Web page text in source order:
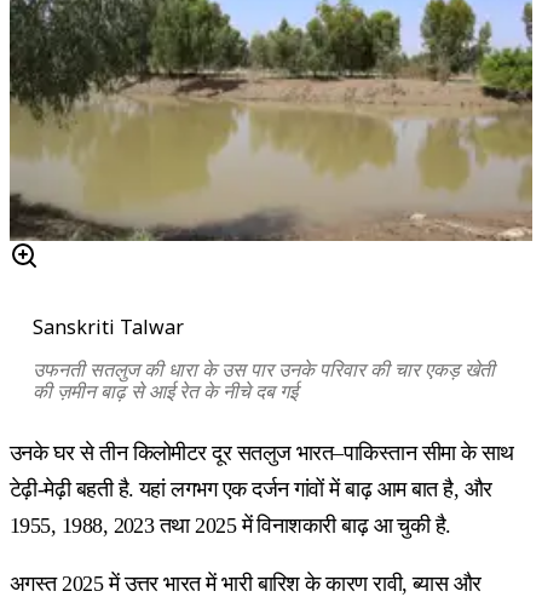
Sanskriti Talwar
उफनती सतलुज की धारा के उस पार उनके परिवार की चार एकड़ खेती
की ज़मीन बाढ़ से आई रेत के नीचे दब गई
उनके घर से तीन किलोमीटर दूर सतलुज भारत–पाकिस्तान सीमा के साथ
टेढ़ी-मेढ़ी बहती है. यहां लगभग एक दर्जन गांवों में बाढ़ आम बात है, और
1955, 1988, 2023 तथा 2025 में विनाशकारी बाढ़ आ चुकी है.
अगस्त 2025 में उत्तर भारत में भारी बारिश के कारण रावी, ब्यास और